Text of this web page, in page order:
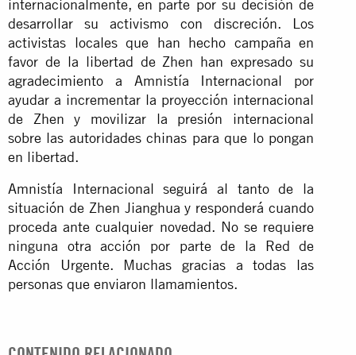
internacionalmente, en parte por su decisión de
desarrollar su activismo con discreción. Los
activistas locales que han hecho campaña en
favor de la libertad de Zhen han expresado su
agradecimiento a Amnistía Internacional por
ayudar a incrementar la proyección internacional
de Zhen y movilizar la presión internacional
sobre las autoridades chinas para que lo pongan
en libertad.
Amnistía Internacional seguirá al tanto de la
situación de Zhen Jianghua y responderá cuando
proceda ante cualquier novedad. No se requiere
ninguna otra acción por parte de la Red de
Acción Urgente. Muchas gracias a todas las
personas que enviaron llamamientos.